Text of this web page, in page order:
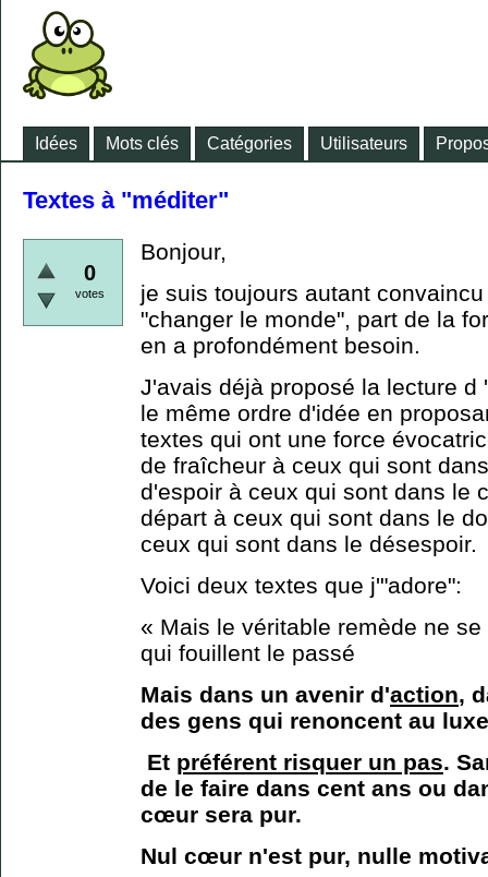
Idées Mots clés Catégories Utilisateurs
Textes à "méditer"
0
votes
Bonjour,
je suis toujours autant
"changer le monde", part de la
en a profondément besoin.
J'avais déjà proposé la lecture
le même ordre d'idée en
textes qui ont une force
de fraîcheur à ceux qui sont
d'espoir à ceux qui sont dans le
départ à ceux qui sont dans le
ceux qui sont dans le désespoir.
Voici deux textes que j'"adore":
« Mais le véritable remède ne
qui fouillent le passé
Mais dans un avenir d'action,
des gens qui renoncent au
Et préférent risquer un pas.
de le faire dans cent ans ou
cœur sera pur.
Nul cœur n'est pur, nulle